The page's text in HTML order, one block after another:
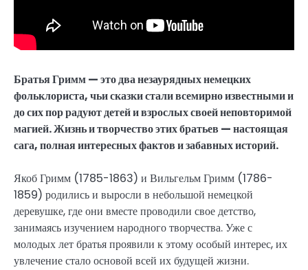
Братья Гримм — это два незаурядных немецких
фольклориста, чьи сказки стали всемирно известными и
до сих пор радуют детей и взрослых своей неповторимой
магией. Жизнь и творчество этих братьев — настоящая
сага, полная интересных фактов и забавных историй.
Якоб Гримм (1785-1863) и Вильгельм Гримм (1786-
1859) родились и выросли в небольшой немецкой
деревушке, где они вместе проводили свое детство,
занимаясь изучением народного творчества. Уже с
молодых лет братья проявили к этому особый интерес, их
увлечение стало основой всей их будущей жизни.